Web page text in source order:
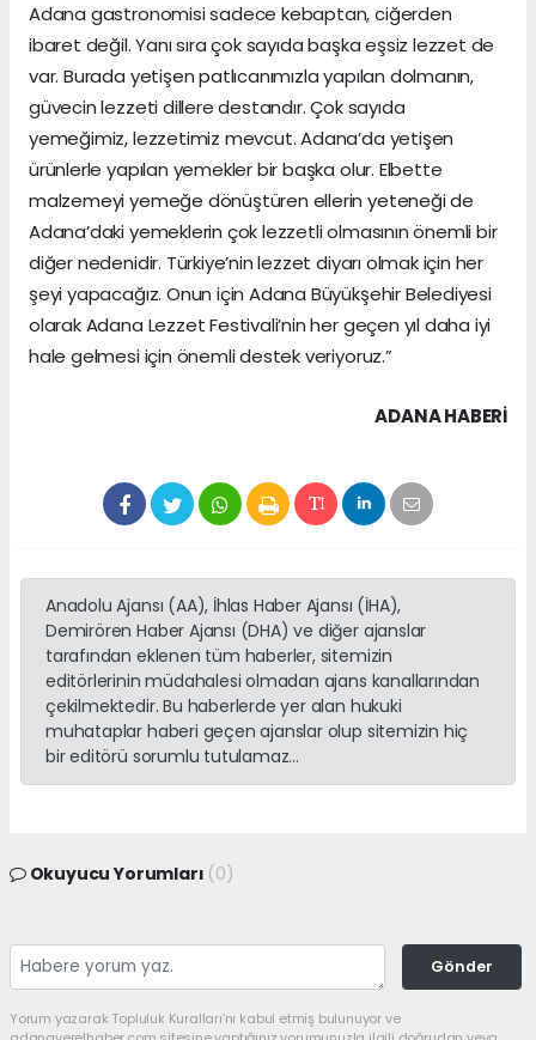
Adana gastronomisi sadece kebaptan, ciğerden
ibaret değil. Yanı sıra çok sayıda başka eşsiz lezzet de
var. Burada yetişen patlıcanımızla yapılan dolmanın,
güvecin lezzeti dillere destandır. Çok sayıda
yemeğimiz, lezzetimiz mevcut. Adana’da yetişen
ürünlerle yapılan yemekler bir başka olur. Elbette
malzemeyi yemeğe dönüştüren ellerin yeteneği de
Adana’daki yemeklerin çok lezzetli olmasının önemli bir
diğer nedenidir. Türkiye’nin lezzet diyarı olmak için her
şeyi yapacağız. Onun için Adana Büyükşehir Belediyesi
olarak Adana Lezzet Festivali’nin her geçen yıl daha iyi
hale gelmesi için önemli destek veriyoruz.”
ADANA HABERİ
Anadolu Ajansı (AA), İhlas Haber Ajansı (İHA),
Demirören Haber Ajansı (DHA) ve diğer ajanslar
tarafından eklenen tüm haberler, sitemizin
editörlerinin müdahalesi olmadan ajans kanallarından
çekilmektedir. Bu haberlerde yer alan hukuki
muhataplar haberi geçen ajanslar olup sitemizin hiç
bir editörü sorumlu tutulamaz...
Okuyucu Yorumları (0)
Gönder
Yorum yazarak Topluluk Kuralları’nı kabul etmiş bulunuyor ve